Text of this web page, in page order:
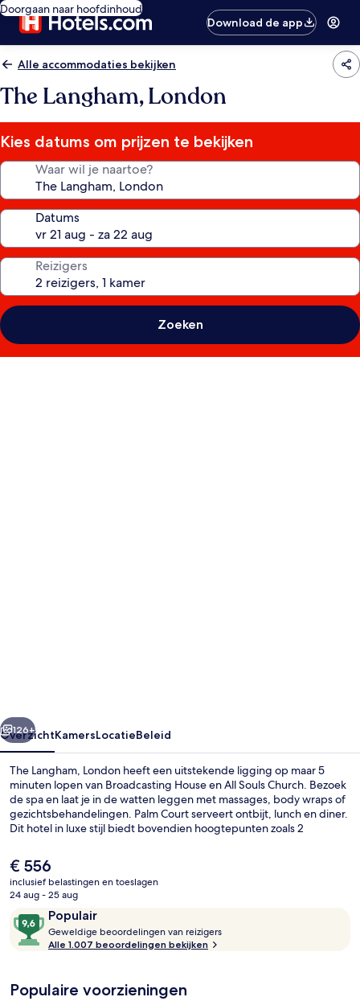
Doorgaan naar hoofdinhoud
Download de app
Alle accommodaties bekijken
The Langham, London
Kies datums om prijzen te bekijken
Waar wil je naartoe?
Datums
Reizigers
Zoeken
Volgende
126+
OverzichtKamersLocatieBeleid
The Langham, London heeft een uitstekende ligging op maar 5
minuten lopen van Broadcasting House en All Souls Church. Bezoek
de spa en laat je in de watten leggen met massages, body wraps of
gezichtsbehandelingen. Palm Court serveert ontbijt, lunch en diner.
Dit hotel in luxe stijl biedt bovendien hoogtepunten zoals 2
Andere reizigers zijn heel enthousiast over het behulpzame
personeel en de winkels in de buurt. Het openbaar vervoer vind je
op korte loopafstand: het is 5 minuten lopen naar Oxford Circus
Underground Station en 8 minuten naar Station Bond Street
(Elizabeth Line).
De
huidige
prijs
€ 556
€ 556
inclusief belastingen en toeslagen
24 aug - 25 aug
Beoordelingen
Populair
9,6
van
10,
Geweldige beoordelingen van reizigers
Alle 1.007 beoordelingen bekijken
Populaire voorzieningen